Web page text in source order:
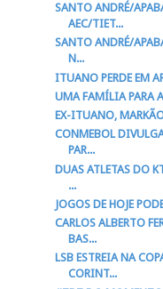
SANTO ANDRÉ/
AEC/TIET...
SANTO ANDRÉ/
N...
ITUANO PERDE EM
UMA FAMÍLIA PARA
EX-ITUANO,
CONMEBOL
PAR...
DUAS ATLETAS DO
...
JOGOS DE HOJE
CARLOS ALBERTO
BAS...
LSB ESTREIA NA
CORINT...